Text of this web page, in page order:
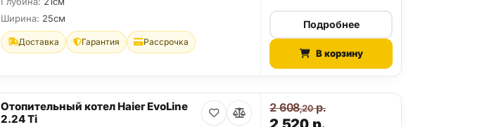
Ширина: 25см
Доставка Гарантия Рассрочка
Подробнее
В корзину
Отопительный котел Haier EvoLine
2.24 Ti
2 608,20р.